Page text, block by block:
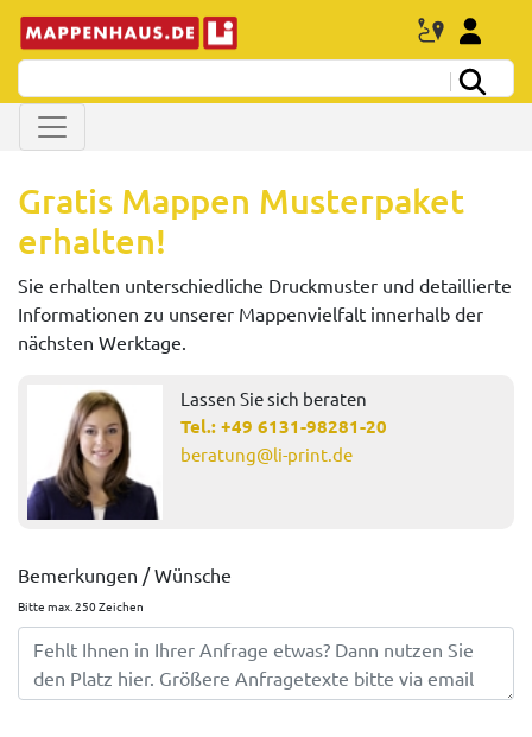
Gratis Mappen Musterpaket
erhalten!
Sie erhalten unterschiedliche Druckmuster und detaillierte
Informationen zu unserer Mappenvielfalt innerhalb der
nächsten Werktage.
Lassen Sie sich beraten
Tel.: +49 6131-98281-20
beratung@li-print.de
Bemerkungen / Wünsche
Bitte max. 250 Zeichen